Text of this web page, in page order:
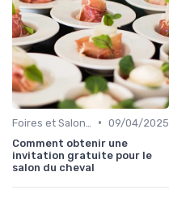
• 09/04/2025
Comment obtenir une
invitation gratuite pour le
salon du cheval